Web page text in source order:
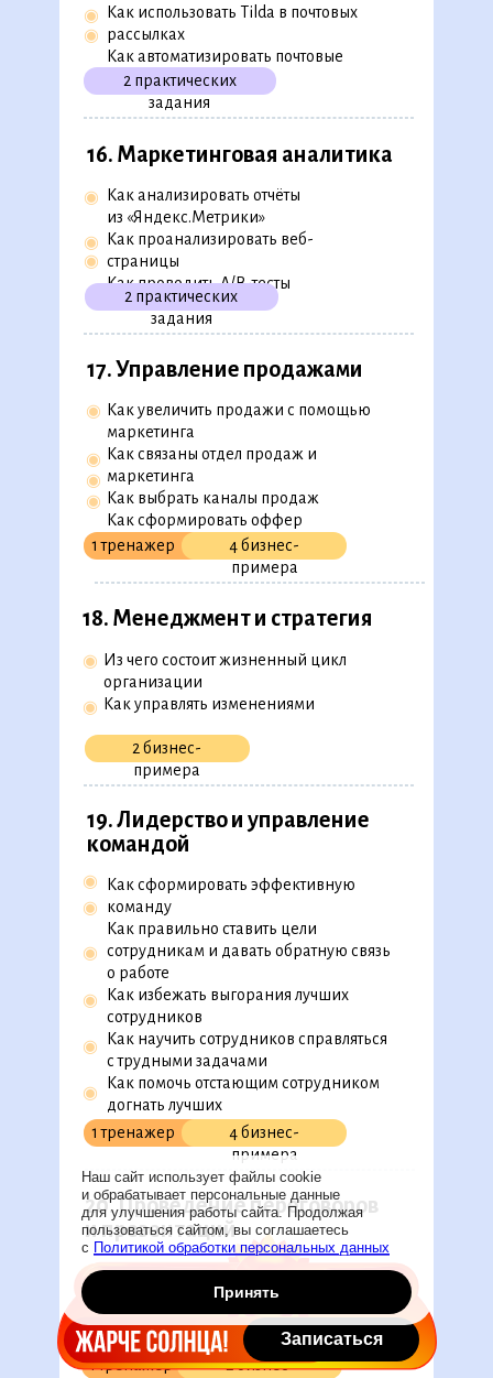
20. Проведение переговоров
и презентаций
Как подготовиться к переговорам
Как провести переговоры топ-
менеджеру
Как презентовать в стиле Джобса
◉
◉
◉
1 тренажер 2 бизнес-
16. Маркетинговая аналитика
Как анализировать отчёты
из «Яндекс.Метрики»
Как проанализировать веб-
страницы
Как проводить A/B-тесты
2 практических
задания
◉
◉
◉
Как использовать Tilda в почтовых
рассылках
Как автоматизировать почтовые
рассылки
2 практических
задания
◉
◉
17. Управление продажами
Как увеличить продажи с помощью
маркетинга
Как связаны отдел продаж и
маркетинга
Как выбрать каналы продаж
Как сформировать оффер
1 тренажер
4 бизнес-
примера
◉
◉
◉
◉
18. Менеджмент и стратегия
Из чего состоит жизненный цикл
организации
Как управлять изменениями
2 бизнес-
примера
◉
◉
19. Лидерство и управление
командой
Как сформировать эффективную
команду
Как правильно ставить цели
сотрудникам и давать обратную связь
о работе
Как избежать выгорания лучших
сотрудников
Как научить сотрудников справляться
с трудными задачами
Как помочь отстающим сотрудником
догнать лучших
Как управлять конфликтами
1 тренажер
4 бизнес-
примера
◉
◉
◉
◉
◉
◉
Принять
Наш сайт использует файлы cookie
и обрабатывает персональные данные
для улучшения работы сайта. Продолжая
пользоваться сайтом, вы соглашаетесь
с Политикой обработки персональных данных
Записаться